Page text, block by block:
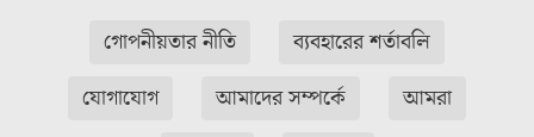
গোপনীয়তার নীতি
ব্যবহারের শর্তাবলি
যোগাযোগ
আমাদের সম্পর্কে
আমরা